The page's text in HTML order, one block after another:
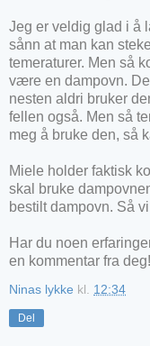
Jeg er veldig glad i å
sånn at man kan
temeraturer. Men så
være en dampovn.
nesten aldri bruker
fellen også. Men så
meg å bruke den, så
Miele holder faktisk
skal bruke
bestilt dampovn. Så
Har du noen
en kommentar fra
Ninas lykke kl. 12:34
Del